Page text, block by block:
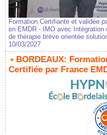
Formation Certifiante et validée
en EMDR - IMO avec Intégration
de thérapie brève orientée
10/03/2027
BORDEAUX:
Certifiée par France